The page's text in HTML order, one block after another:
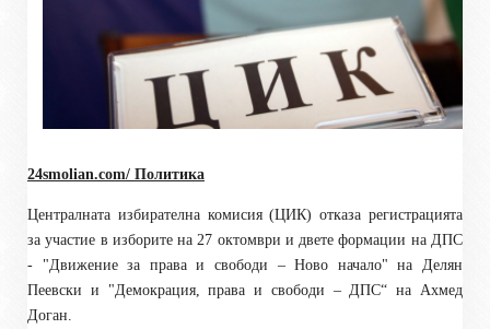
24smolian.com/ Политика
Централната избирателна комисия (ЦИК) отказа регистрацията
за участие в изборите на 27 октомври и двете формации на ДПС
- "Движение за права и свободи – Ново начало" на Делян
Пеевски и "Демокрация, права и свободи – ДПС“ на Ахмед
Доган.